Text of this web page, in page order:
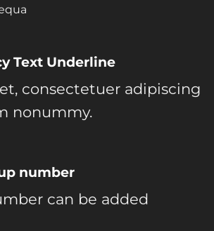
Text Underline
consectetuer adipiscing
nonummy.
number
can be added